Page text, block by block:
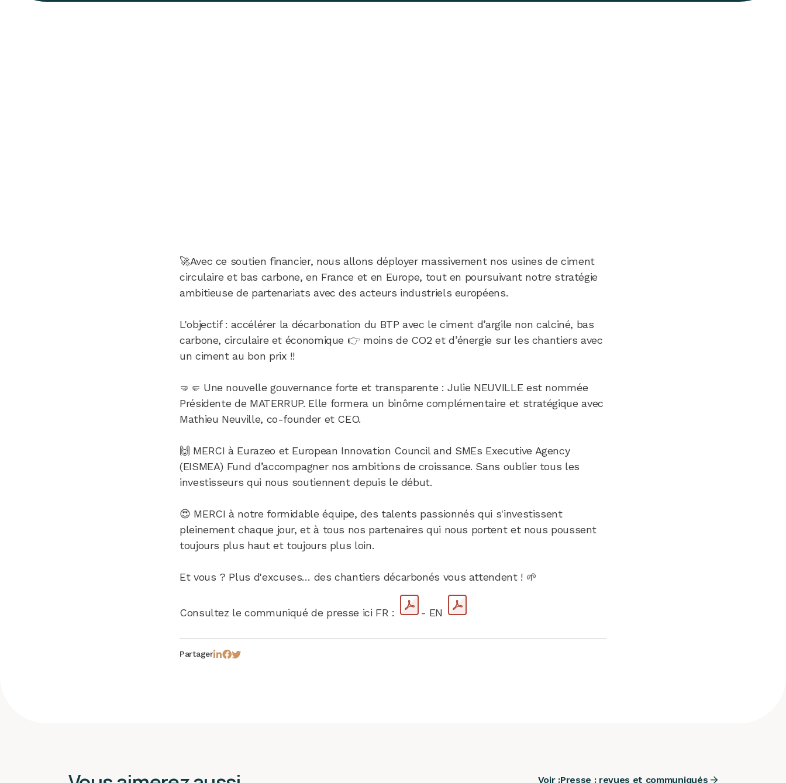
🚀Avec ce soutien financier, nous allons déployer massivement nos usines de ciment
circulaire et bas carbone, en France et en Europe, tout en poursuivant notre stratégie
ambitieuse de partenariats avec des acteurs industriels européens.
L'objectif : accélérer la décarbonation du BTP avec le ciment d’argile non calciné, bas
carbone, circulaire et économique 👉 moins de CO2 et d’énergie sur les chantiers avec
un ciment au bon prix !!
🤜🤛 Une nouvelle gouvernance forte et transparente : Julie NEUVILLE est nommée
Présidente de MATERRUP. Elle formera un binôme complémentaire et stratégique avec
Mathieu Neuville, co-founder et CEO.
🙌 MERCI à Eurazeo et European Innovation Council and SMEs Executive Agency
(EISMEA) Fund d’accompagner nos ambitions de croissance. Sans oublier tous les
investisseurs qui nous soutiennent depuis le début.
😍 MERCI à notre formidable équipe, des talents passionnés qui s'investissent
pleinement chaque jour, et à tous nos partenaires qui nous portent et nous poussent
toujours plus haut et toujours plus loin.
Et vous ? Plus d'excuses… des chantiers décarbonés vous attendent ! 🌱
Consultez le communiqué de presse ici FR : - EN
Partager
Voir :Presse : revues et communiqués